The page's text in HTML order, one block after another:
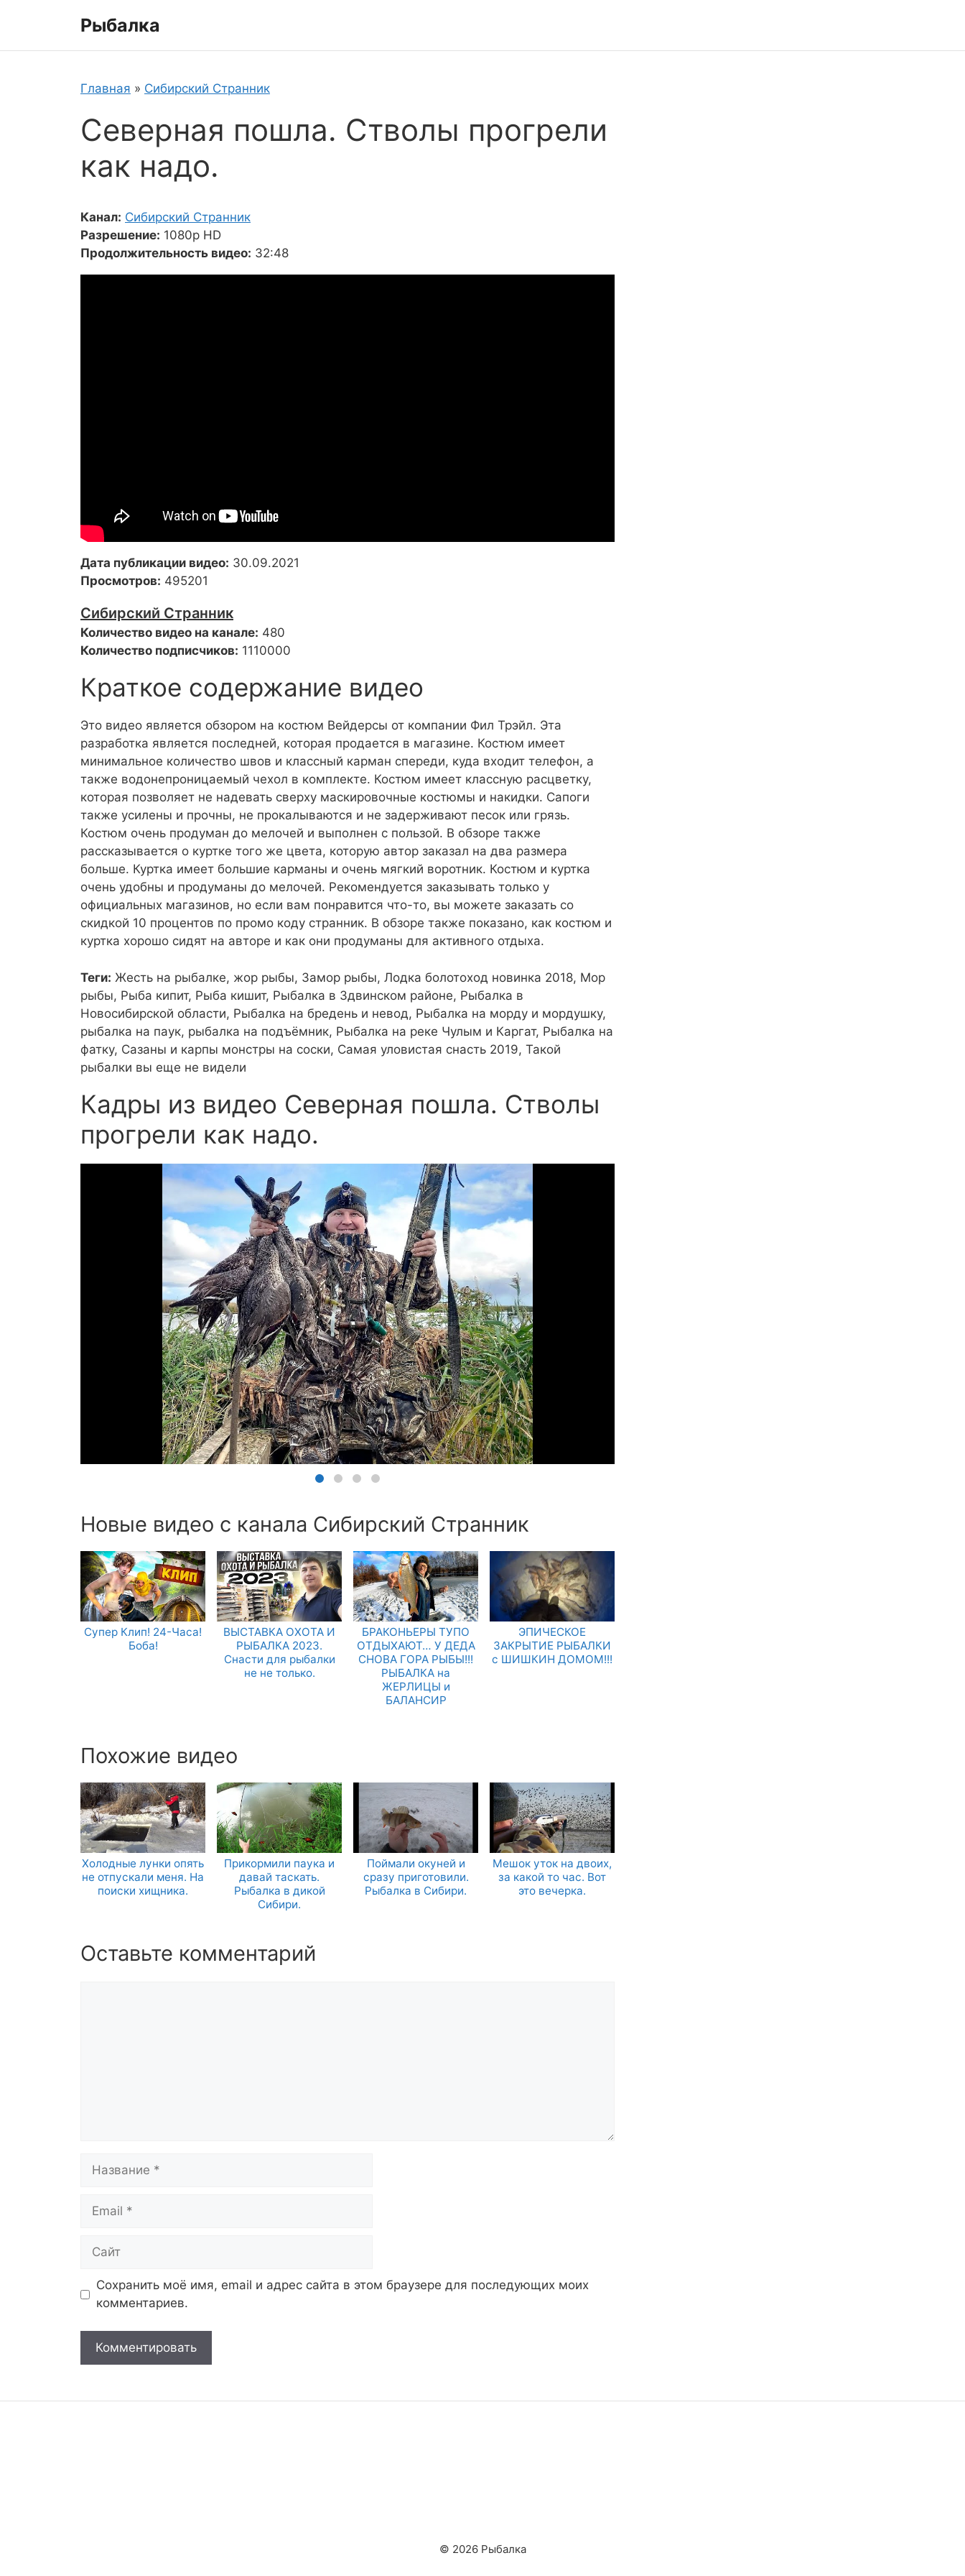
Рыбалка
Главная » Сибирский Странник
Северная пошла. Стволы прогрели
как надо.
Канал: Сибирский Странник
Разрешение: 1080p HD
Продолжительность видео: 32:48
Дата публикации видео: 30.09.2021
Просмотров: 495201
Сибирский Странник
Количество видео на канале: 480
Количество подписчиков: 1110000
Краткое содержание видео
Это видео является обзором на костюм Вейдерсы от компании Фил Трэйл. Эта
разработка является последней, которая продается в магазине. Костюм имеет
минимальное количество швов и классный карман спереди, куда входит телефон, а
также водонепроницаемый чехол в комплекте. Костюм имеет классную расцветку,
которая позволяет не надевать сверху маскировочные костюмы и накидки. Сапоги
также усилены и прочны, не прокалываются и не задерживают песок или грязь.
Костюм очень продуман до мелочей и выполнен с пользой. В обзоре также
рассказывается о куртке того же цвета, которую автор заказал на два размера
больше. Куртка имеет большие карманы и очень мягкий воротник. Костюм и куртка
очень удобны и продуманы до мелочей. Рекомендуется заказывать только у
официальных магазинов, но если вам понравится что-то, вы можете заказать со
скидкой 10 процентов по промо коду странник. В обзоре также показано, как костюм и
куртка хорошо сидят на авторе и как они продуманы для активного отдыха.
Теги: Жесть на рыбалке, жор рыбы, Замор рыбы, Лодка болотоход новинка 2018, Мор
рыбы, Рыба кипит, Рыба кишит, Рыбалка в Здвинском районе, Рыбалка в
Новосибирской области, Рыбалка на бредень и невод, Рыбалка на морду и мордушку,
рыбалка на паук, рыбалка на подъёмник, Рыбалка на реке Чулым и Каргат, Рыбалка на
фатку, Сазаны и карпы монстры на соски, Самая уловистая снасть 2019, Такой
рыбалки вы еще не видели
Кадры из видео Северная пошла. Стволы
прогрели как надо.
Новые видео с канала Сибирский Странник
Супер Клип! 24-Часа!
Боба!
ВЫСТАВКА ОХОТА И
РЫБАЛКА 2023.
Снасти для рыбалки
не не только.
БРАКОНЬЕРЫ ТУПО
ОТДЫХАЮТ… У ДЕДА
СНОВА ГОРА РЫБЫ!!!
РЫБАЛКА на
ЖЕРЛИЦЫ и
БАЛАНСИР
ЭПИЧЕСКОЕ
ЗАКРЫТИЕ РЫБАЛКИ
с ШИШКИН ДОМОМ!!!
Похожие видео
Холодные лунки опять
не отпускали меня. На
поиски хищника.
Прикормили паука и
давай таскать.
Рыбалка в дикой
Сибири.
Поймали окуней и
сразу приготовили.
Рыбалка в Сибири.
Мешок уток на двоих,
за какой то час. Вот
это вечерка.
Оставьте комментарий
Название
Email
Сайт
Сохранить моё имя, email и адрес сайта в этом браузере для последующих моих
комментариев.
© 2026 Рыбалка